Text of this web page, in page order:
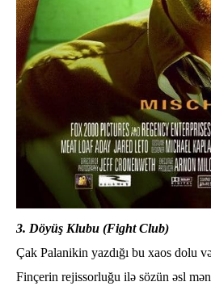
3. Döyüş Klubu (Fight Club)
Çak Palanikin yazdığı bu xaos dolu
Finçerin rejissorluğu ilə sözün əsl